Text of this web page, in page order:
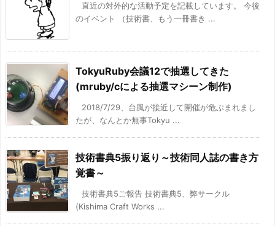
直近の対外的な活動予定を記載しています。 今後
のイベント （技術書、もう一冊書き ...
TokyuRuby会議12で抽選してきた
(mruby/cによる抽選マシーン制作)
2018/7/29、台風が接近して開催が危ぶまれまし
たが、なんとか無事Tokyu ...
技術書典5振り返り～技術同人誌の書き方
覚書～
技術書典5ご報告 技術書典5、弊サークル
(Kishima Craft Works ...